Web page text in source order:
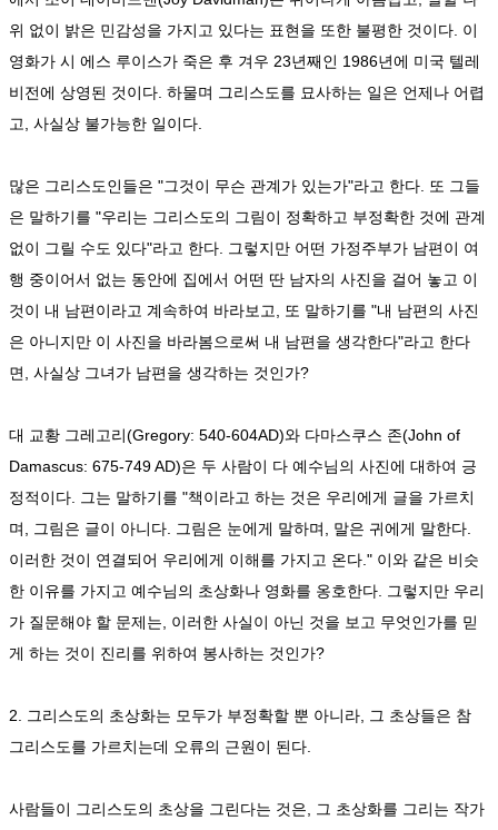
위 없이 밝은 민감성을 가지고 있다는 표현을 또한 불평한 것이다. 이
영화가 시 에스 루이스가 죽은 후 겨우 23년째인 1986년에 미국 텔레
비전에 상영된 것이다. 하물며 그리스도를 묘사하는 일은 언제나 어렵
고, 사실상 불가능한 일이다.
많은 그리스도인들은 "그것이 무슨 관계가 있는가"라고 한다. 또 그들
은 말하기를 "우리는 그리스도의 그림이 정확하고 부정확한 것에 관계
없이 그릴 수도 있다"라고 한다. 그렇지만 어떤 가정주부가 남편이 여
행 중이어서 없는 동안에 집에서 어떤 딴 남자의 사진을 걸어 놓고 이
것이 내 남편이라고 계속하여 바라보고, 또 말하기를 "내 남편의 사진
은 아니지만 이 사진을 바라봄으로써 내 남편을 생각한다"라고 한다
면, 사실상 그녀가 남편을 생각하는 것인가?
대 교황 그레고리(Gregory: 540-604AD)와 다마스쿠스 존(John of
Damascus: 675-749 AD)은 두 사람이 다 예수님의 사진에 대하여 긍
정적이다. 그는 말하기를 "책이라고 하는 것은 우리에게 글을 가르치
며, 그림은 글이 아니다. 그림은 눈에게 말하며, 말은 귀에게 말한다.
이러한 것이 연결되어 우리에게 이해를 가지고 온다." 이와 같은 비슷
한 이유를 가지고 예수님의 초상화나 영화를 옹호한다. 그렇지만 우리
가 질문해야 할 문제는, 이러한 사실이 아닌 것을 보고 무엇인가를 믿
게 하는 것이 진리를 위하여 봉사하는 것인가?
2. 그리스도의 초상화는 모두가 부정확할 뿐 아니라, 그 초상들은 참
그리스도를 가르치는데 오류의 근원이 된다.
사람들이 그리스도의 초상을 그린다는 것은, 그 초상화를 그리는 작가